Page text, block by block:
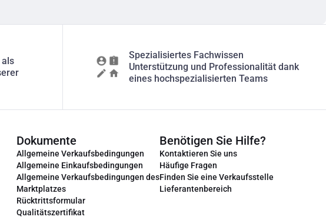
Spezialisiertes Fachwissen
Unterstützung und Professionalität dank
eines hochspezialisierten Teams
Dokumente
Allgemeine Verkaufsbedingungen
Allgemeine Einkaufsbedingungen
Allgemeine Verkaufsbedingungen des
Marktplatzes
Rücktrittsformular
Qualitätszertifikat
Benötigen Sie Hilfe?
Kontaktieren Sie uns
Häufige Fragen
Finden Sie eine Verkaufsstelle
Lieferantenbereich